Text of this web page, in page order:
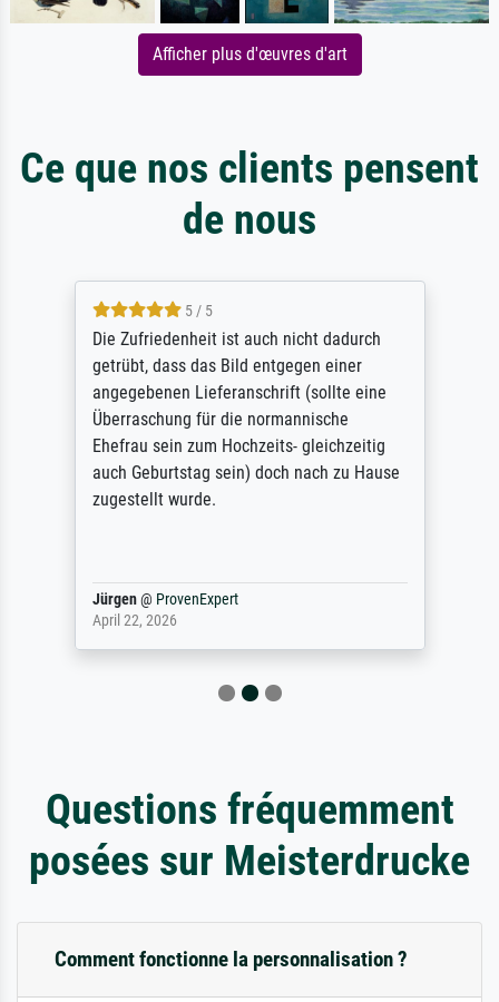
Afficher plus d'œuvres d'art
Ce que nos clients pensent
de nous
5 / 5
Die Zufriedenheit ist auch nicht dadurch
getrübt, dass das Bild entgegen einer
angegebenen Lieferanschrift (sollte eine
Überraschung für die normannische
Ehefrau sein zum Hochzeits- gleichzeitig
auch Geburtstag sein) doch nach zu Hause
zugestellt wurde.
Jürgen@ ProvenExpert
April 22, 2026
Questions fréquemment
posées sur Meisterdrucke
Comment fonctionne la personnalisation ?